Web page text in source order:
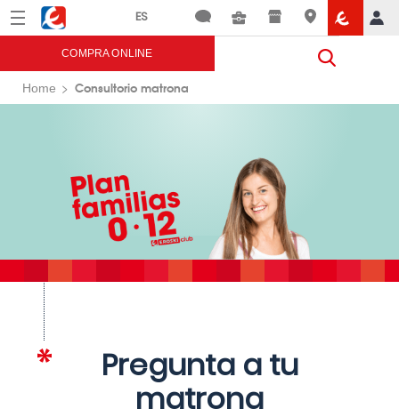
Menú Eroski
COMPRA ONLINE
Home Consultorio matrona
Pregunta a tu
matrona